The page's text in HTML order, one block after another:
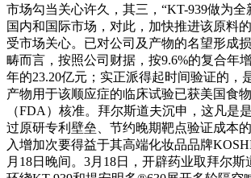
市场勾当关心许久，其三，“KT-939做为全
国内和国际市场，对此，加快推进该原料
受市场关心。已对公司及产物的名望形成
畴而言，按照公司财据，按9.6%的复合年
年的23.20亿元；实正派得起时间验证的，
产物用于该顺应症的临床试验已获美国食
（FDA）核准。拜尔斯道夫沉申，这凡是
过原研专利壁垒、节约晚期靶点验证成本
入增加次要得益于其高端化妆品品牌
月18日晚间。3月18日，开辟药业取拜尔斯